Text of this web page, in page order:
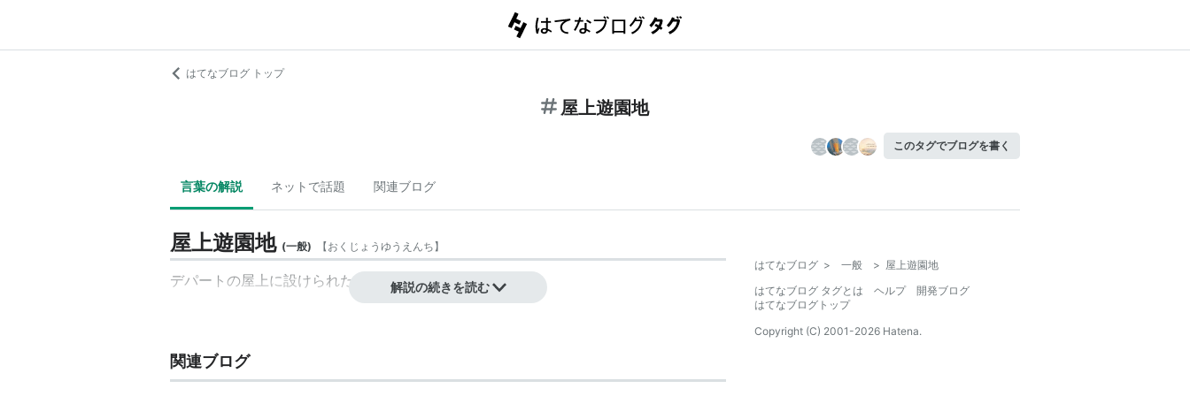
はてなブログ トップ
屋上遊園地
このタグでブログを書く
言葉の解説 ネットで話題 関連ブログ
屋上遊園地 (一般) 【おくじょうゆうえんち】
デパートの屋上に設けられた遊園地。解説の続きを読む
関連ブログ
はてなブログ > 一般 > 屋上遊園地
はてなブログ タグとは
ヘルプ
開発ブログ
はてなブログトップ
Copyright (C) 2001-2026 Hatena.